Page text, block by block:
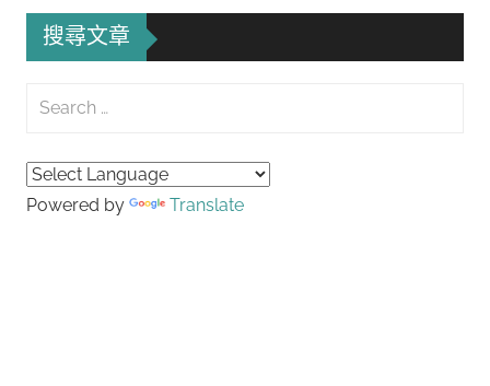
導
覽
搜尋文章
Search
Powered by Translate